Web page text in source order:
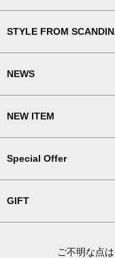
STYLE FROM
NEWS
NEW ITEM
Special Offer
GIFT
ご不明な点